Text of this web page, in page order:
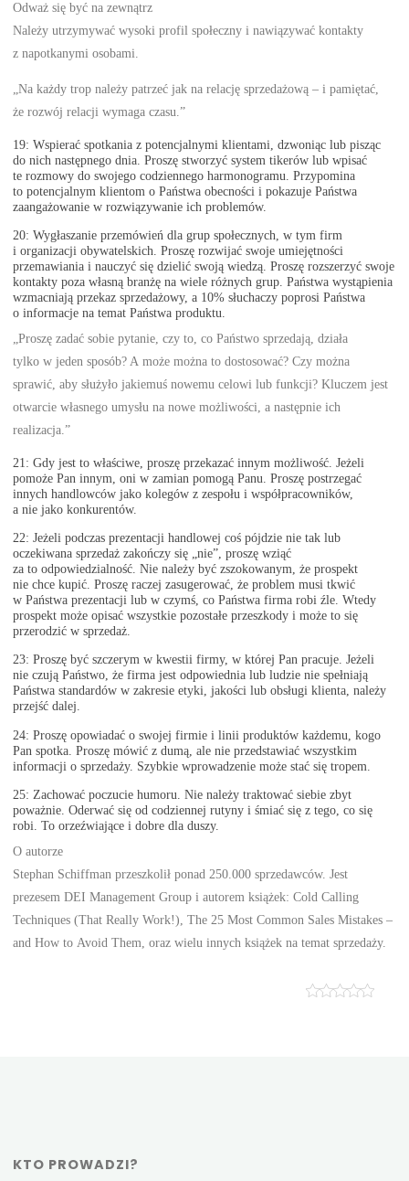
Odważ się być na zewnątrz
Należy utrzymywać wysoki profil społeczny i nawiązywać kontakty
z napotkanymi osobami.
„Na każdy trop należy patrzeć jak na relację sprzedażową – i pamiętać,
że rozwój relacji wymaga czasu.”
19: Wspierać spotkania z potencjalnymi klientami, dzwoniąc lub pisząc
do nich następnego dnia. Proszę stworzyć system tikerów lub wpisać
te rozmowy do swojego codziennego harmonogramu. Przypomina
to potencjalnym klientom o Państwa obecności i pokazuje Państwa
zaangażowanie w rozwiązywanie ich problemów.
20: Wygłaszanie przemówień dla grup społecznych, w tym firm
i organizacji obywatelskich. Proszę rozwijać swoje umiejętności
przemawiania i nauczyć się dzielić swoją wiedzą. Proszę rozszerzyć swoje
kontakty poza własną branżę na wiele różnych grup. Państwa wystąpienia
wzmacniają przekaz sprzedażowy, a 10% słuchaczy poprosi Państwa
o informacje na temat Państwa produktu.
„Proszę zadać sobie pytanie, czy to, co Państwo sprzedają, działa
tylko w jeden sposób? A może można to dostosować? Czy można
sprawić, aby służyło jakiemuś nowemu celowi lub funkcji? Kluczem jest
otwarcie własnego umysłu na nowe możliwości, a następnie ich
realizacja.”
21: Gdy jest to właściwe, proszę przekazać innym możliwość. Jeżeli
pomoże Pan innym, oni w zamian pomogą Panu. Proszę postrzegać
innych handlowców jako kolegów z zespołu i współpracowników,
a nie jako konkurentów.
22: Jeżeli podczas prezentacji handlowej coś pójdzie nie tak lub
oczekiwana sprzedaż zakończy się „nie”, proszę wziąć
za to odpowiedzialność. Nie należy być zszokowanym, że prospekt
nie chce kupić. Proszę raczej zasugerować, że problem musi tkwić
w Państwa prezentacji lub w czymś, co Państwa firma robi źle. Wtedy
prospekt może opisać wszystkie pozostałe przeszkody i może to się
przerodzić w sprzedaż.
23: Proszę być szczerym w kwestii firmy, w której Pan pracuje. Jeżeli
nie czują Państwo, że firma jest odpowiednia lub ludzie nie spełniają
Państwa standardów w zakresie etyki, jakości lub obsługi klienta, należy
przejść dalej.
24: Proszę opowiadać o swojej firmie i linii produktów każdemu, kogo
Pan spotka. Proszę mówić z dumą, ale nie przedstawiać wszystkim
informacji o sprzedaży. Szybkie wprowadzenie może stać się tropem.
25: Zachować poczucie humoru. Nie należy traktować siebie zbyt
poważnie. Oderwać się od codziennej rutyny i śmiać się z tego, co się
robi. To orzeźwiające i dobre dla duszy.
O autorze
Stephan Schiffman przeszkolił ponad 250.000 sprzedawców. Jest
prezesem DEI Management Group i autorem książek: Cold Calling
Techniques (That Really Work!), The 25 Most Common Sales Mistakes –
and How to Avoid Them, oraz wielu innych książek na temat sprzedaży.
KTO PROWADZI?